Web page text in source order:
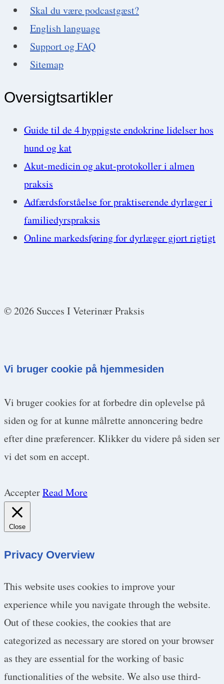
Skal du være podcastgæst?
English language
Support og FAQ
Sitemap
Oversigtsartikler
Guide til de 4 hyppigste endokrine lidelser hos
hund og kat
Akut-medicin og akut-protokoller i almen
praksis
Adfærdsforståelse for praktiserende dyrlæger i
familiedyrspraksis
Online markedsføring for dyrlæger gjort rigtigt
© 2026 Succes I Veterinær Praksis
Vi bruger cookie på hjemmesiden
Vi bruger cookies for at forbedre din oplevelse på
siden og for at kunne målrette annoncering bedre
efter dine præferencer. Klikker du videre på siden ser
vi det som en accept.
AccepterRead More
Close
Privacy Overview
This website uses cookies to improve your
experience while you navigate through the website.
Out of these cookies, the cookies that are
categorized as necessary are stored on your browser
as they are essential for the working of basic
functionalities of the website. We also use third-